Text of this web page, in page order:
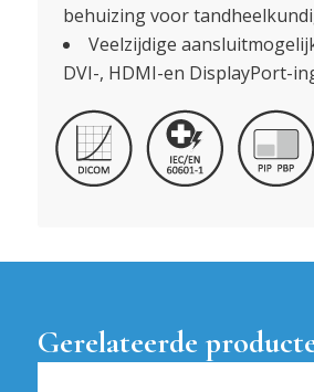
behuizing voor
Veelzijdige
DVI-, HDMI-en DisplayPort-
Gerelateerde